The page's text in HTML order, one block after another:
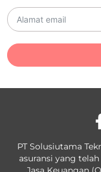
PT Solusiutama
asuransi yang